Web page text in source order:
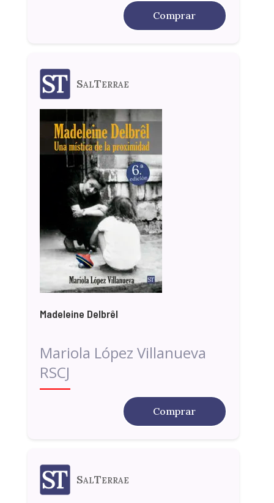
Comprar
SalTerrae
Madeleine Delbrêl
Mariola López Villanueva
RSCJ
Comprar
SalTerrae